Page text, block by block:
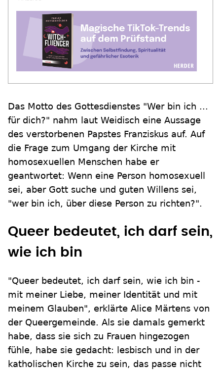
Das Motto des Gottesdienstes "Wer bin ich ...
für dich?" nahm laut Weidisch eine Aussage
des verstorbenen Papstes Franziskus auf. Auf
die Frage zum Umgang der Kirche mit
homosexuellen Menschen habe er
geantwortet: Wenn eine Person homosexuell
sei, aber Gott suche und guten Willens sei,
"wer bin ich, über diese Person zu richten?".
Queer bedeutet, ich darf sein,
wie ich bin
"Queer bedeutet, ich darf sein, wie ich bin -
mit meiner Liebe, meiner Identität und mit
meinem Glauben", erklärte Alice Märtens von
der Queergemeinde. Als sie damals gemerkt
habe, dass sie sich zu Frauen hingezogen
fühle, habe sie gedacht: lesbisch und in der
katholischen Kirche zu sein, das passe nicht